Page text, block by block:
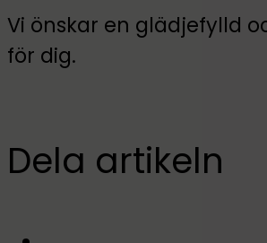
Vi önskar en glädjefylld
för dig.
Dela artikeln